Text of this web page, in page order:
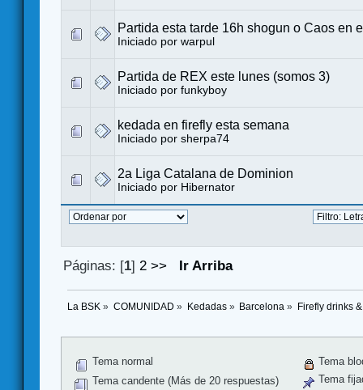
Partida esta tarde 16h shogun o Caos en
Iniciado por warpul
Partida de REX este lunes (somos 3)
Iniciado por funkyboy
kedada en firefly esta semana
Iniciado por sherpa74
2a Liga Catalana de Dominion
Iniciado por Hibernator
Páginas: [1] 2 >> Ir Arriba
La BSK » COMUNIDAD » Kedadas» Barcelona » Firefly drinks
Tema normal
Tema candente (Más de 20 respuestas)
Tema
Tema